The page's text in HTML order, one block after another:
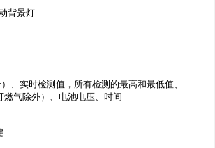
燃气除外）、电池电压、时间